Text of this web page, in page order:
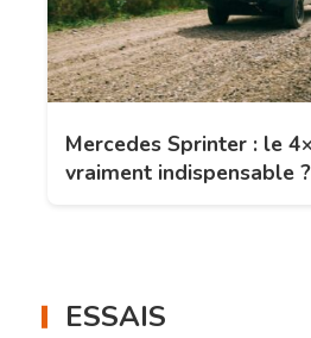
Mercedes Sprinter : le
vraiment indispensable ?
ESSAIS